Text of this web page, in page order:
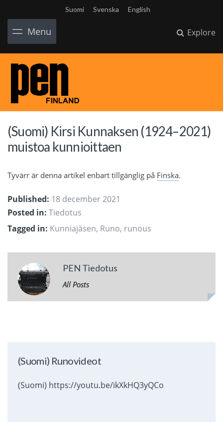
Suomi Svenska English
Menu Explore
(Suomi) Kirsi Kunnaksen (1924–2021)
muistoa kunnioittaen
Tyvärr är denna artikel enbart tillgänglig på Finska.
Published: 18 december 2021
Posted in: Tiedotus
Tagged in: Kunniajäsen, Runo, runous
PEN Tiedotus
All Posts
(Suomi) Runovideot
(Suomi) https://youtu.be/ikXkHQ3yQCo